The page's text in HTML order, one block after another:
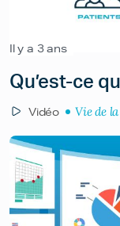
Il y a 3 ans
Qu’est-ce
Vidéo Vie de